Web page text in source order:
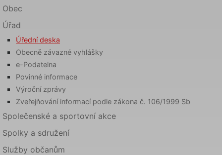
Obec
Úřad
Úřední deska
Obecně závazné vyhlášky
e-Podatelna
Povinné informace
Výroční zprávy
Zveřejňování informací podle zákona č. 106/1999 Sb
Společenské a sportovní akce
Spolky a sdružení
Služby občanům